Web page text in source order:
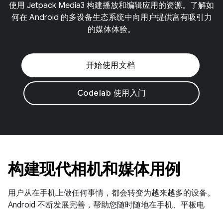
使用 Jetpack Media3 构建播放和编辑应用的资源。了解如
何在 Android 的多设备生态系统中向用户提供富有吸引力
的媒体体验。
开始使用文档
Codelab 使用入门
构建现代相机和媒体用例
用户从在手机上做任何事情，都会转变为越来越多的设备。
Android 不断发展完善，帮助您随时随地在手机、平板电